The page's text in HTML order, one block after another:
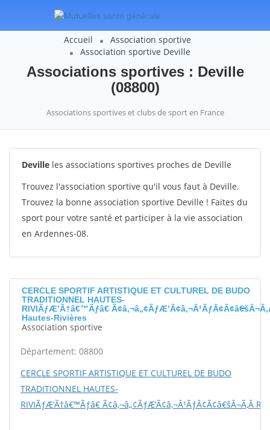
Accueil
Association sportive
Association sportive Deville
Associations sportives : Deville
(08800)
Associations sportives et clubs de sport en France
Deville les associations sportives proches de Deville
Trouvez l'association sportive qu'il vous faut à Deville.
Trouvez la bonne association sportive Deville ! Faites du
sport pour votre santé et participer à la vie association
en Ardennes-08.
CERCLE SPORTIF ARTISTIQUE ET CULTUREL DE BUDO
TRADITIONNEL HAUTES-
RIVIÃƒÆ’Ã†â€™Ãƒâ€
Hautes-Rivières
Association sportive
Département: 08800
CERCLE SPORTIF ARTISTIQUE ET CULTUREL DE BUDO
TRADITIONNEL HAUTES-
RIVIÃƒÆ’Ã†â€™Ãƒâ€ Ã¢â‚¬â„¢ÃƒÆ’Ã¢â‚¬Â¹ÃƒÂ¢Ã¢â€šÂ¬Ã‚Â